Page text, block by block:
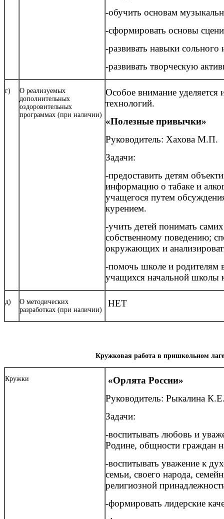
-обучить основам
-сформировать основы
-развивать навыки
-развивать творческую
г)
О реализуемых
дополнительных
оздоровительных
программах (при наличии)
Особое внимание
технологий.
«Полезные привычки»
Руководитель: Хахова М.П.
Задачи:
-предоставить детям
информацию о табаке и
учащегося путем
курением.
-учить детей понимать
собственному поведению;
окружающих и
-помочь школе и родителям
учащихся начальной школы
д)
О методических
разработках (при наличии)
НЕТ
Кружковая работа в пришкольном
Кружки
«Орлята России»
Руководитель: Рыкалина
Задачи:
-воспитывать любовь и
Родине, общности граждан
-воспитывать уважение к
семьи, своего народа,
религиозной
-формировать лидерские